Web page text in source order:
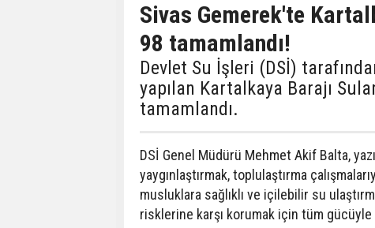
Sivas Gemerek'te
98 tamamlandı!
Devlet Su İşleri (DSİ)
yapılan Kartalkaya Barajı
tamamlandı.
DSİ Genel Müdürü Mehmet Akif Balta,
yaygınlaştırmak, toplulaştırma
musluklara sağlıklı ve içilebilir su
risklerine karşı korumak için tüm gücüyle